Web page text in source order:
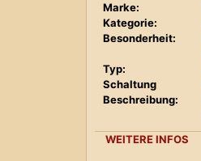
Marke:
Kategorie:
Besonderheit:
Typ:
Schaltung
Beschreibung:
WEITERE INFOS